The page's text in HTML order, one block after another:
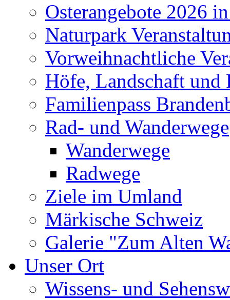
Osterangebote 2026
Naturpark
Vorweihnachtliche
Höfe, Landschaft und
Familienpass
Rad- und Wanderwege
Wanderwege
Radwege
Ziele im Umland
Märkische Schweiz
Galerie "Zum Alten
Unser Ort
Wissens- und